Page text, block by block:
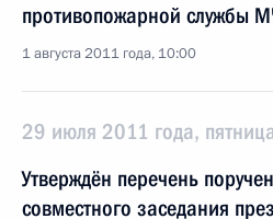
противопожарной службы
1 августа 2011 года, 10:00
29 июля 2011 года,
Утверждён перечень
совместного заседания